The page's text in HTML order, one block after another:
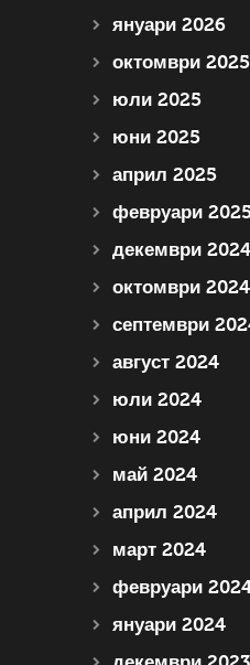
януари 2026
октомври 2025
юли 2025
юни 2025
април 2025
февруари
декември 2024
октомври 2024
септември
август 2024
юли 2024
юни 2024
май 2024
април 2024
март 2024
февруари
януари 2024